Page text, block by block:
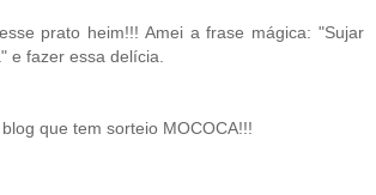
prato heim!!! Amei a frase mágica: "Sujar
e fazer essa delícia.
que tem sorteio MOCOCA!!!